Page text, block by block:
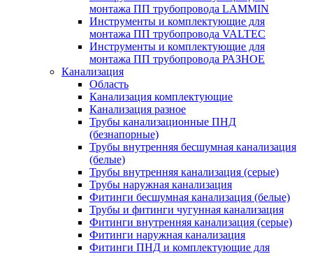
монтажа ПП трубопровода LAMMIN
Инструменты и комплектующие для
монтажа ПП трубопровода VALTEC
Инструменты и комплектующие для
монтажа ПП трубопровода РАЗНОЕ
Канализация
Область
Канализация комплектующие
Канализация разное
Трубы канализационные ПНД
(безнапорные)
Трубы внутренняя бесшумная канализация
(белые)
Трубы внутренняя канализация (серые)
Трубы наружная канализация
Фитинги бесшумная канализация (белые)
Трубы и фитинги чугунная канализация
Фитинги внутренняя канализация (серые)
Фитинги наружная канализация
Фитинги ПНД и комплектующие для